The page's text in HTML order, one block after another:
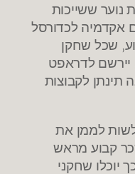
נוער ששייכות
אקדמיה לכדורסל
שכל שחקן
יירשם לדראפט
תינתן לקבוצות
לממן את
קבוע מראש
יוכלו שחקני